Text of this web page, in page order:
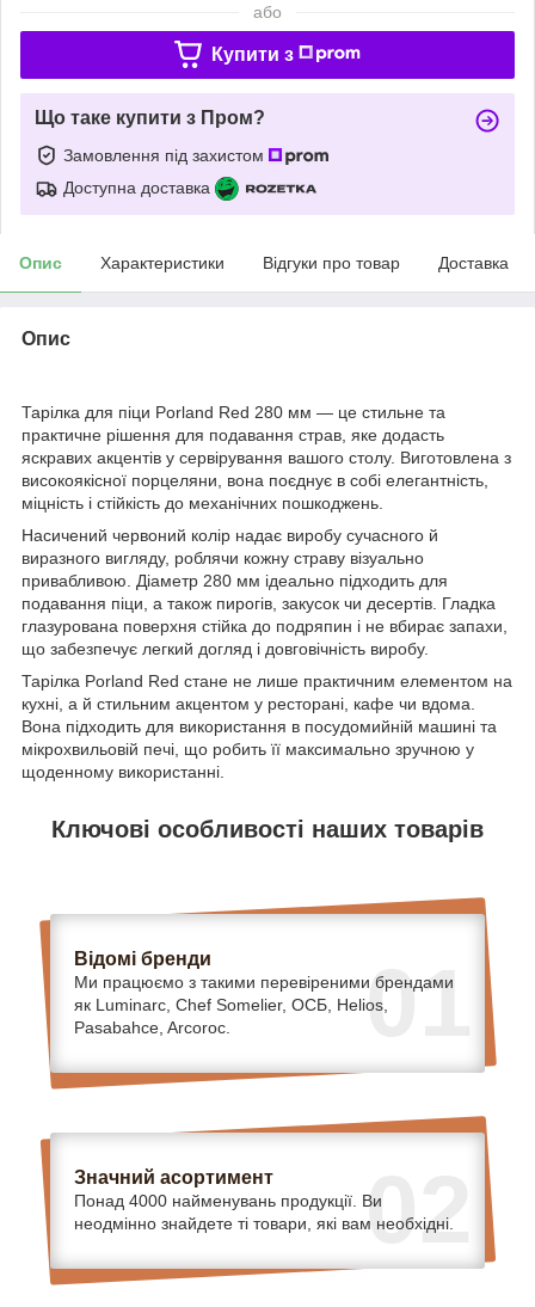
або
Купити з
Що таке купити з Пром?
Замовлення під захистом
Доступна доставка
Опис Характеристики Відгуки про товар Доставка
Опис
Тарілка для піци Porland Red 280 мм — це стильне та
практичне рішення для подавання страв, яке додасть
яскравих акцентів у сервірування вашого столу. Виготовлена з
високоякісної порцеляни, вона поєднує в собі елегантність,
міцність і стійкість до механічних пошкоджень.
Насичений червоний колір надає виробу сучасного й
виразного вигляду, роблячи кожну страву візуально
привабливою. Діаметр 280 мм ідеально підходить для
подавання піци, а також пирогів, закусок чи десертів. Гладка
глазурована поверхня стійка до подряпин і не вбирає запахи,
що забезпечує легкий догляд і довговічність виробу.
Тарілка Porland Red стане не лише практичним елементом на
кухні, а й стильним акцентом у ресторані, кафе чи вдома.
Вона підходить для використання в посудомийній машині та
мікрохвильовій печі, що робить її максимально зручною у
щоденному використанні.
Ключові особливості наших товарів
01
Відомі бренди
Ми працюємо з такими перевіреними брендами
як Luminarc, Chef Somelier, ОСБ, Helios,
Pasabahce, Arcoroc.
02
Значний асортимент
Понад 4000 найменувань продукції. Ви
неодмінно знайдете ті товари, які вам необхідні.